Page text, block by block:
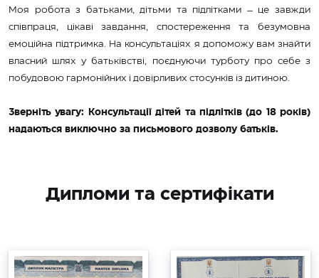
Моя робота з батьками, дітьми та підлітками – це завжди
співпраця, цікаві завдання, спостереження та безумовна
емоційна підтримка. На консультаціях я допоможу вам знайти
власний шлях у батьківстві, поєднуючи турботу про себе з
побудовою гармонійних і довірливих стосунків із дитиною.
Зверніть увагу: Консультації дітей та підлітків (до 18 років)
надаються виключно за письмового дозволу батьків.
Дипломи та сертифікати